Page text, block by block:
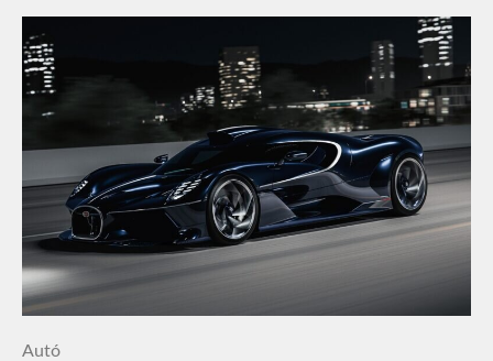
Autó